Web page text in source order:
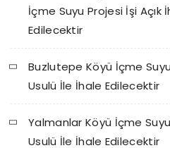
İçme Suyu Projesi İşi Açık
Edilecektir
Buzlutepe Köyü İçme
Usulü İle İhale Edilecektir
Yalmanlar Köyü İçme
Usulü İle İhale Edilecektir